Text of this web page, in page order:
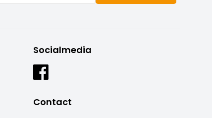
Socialmedia
Contact